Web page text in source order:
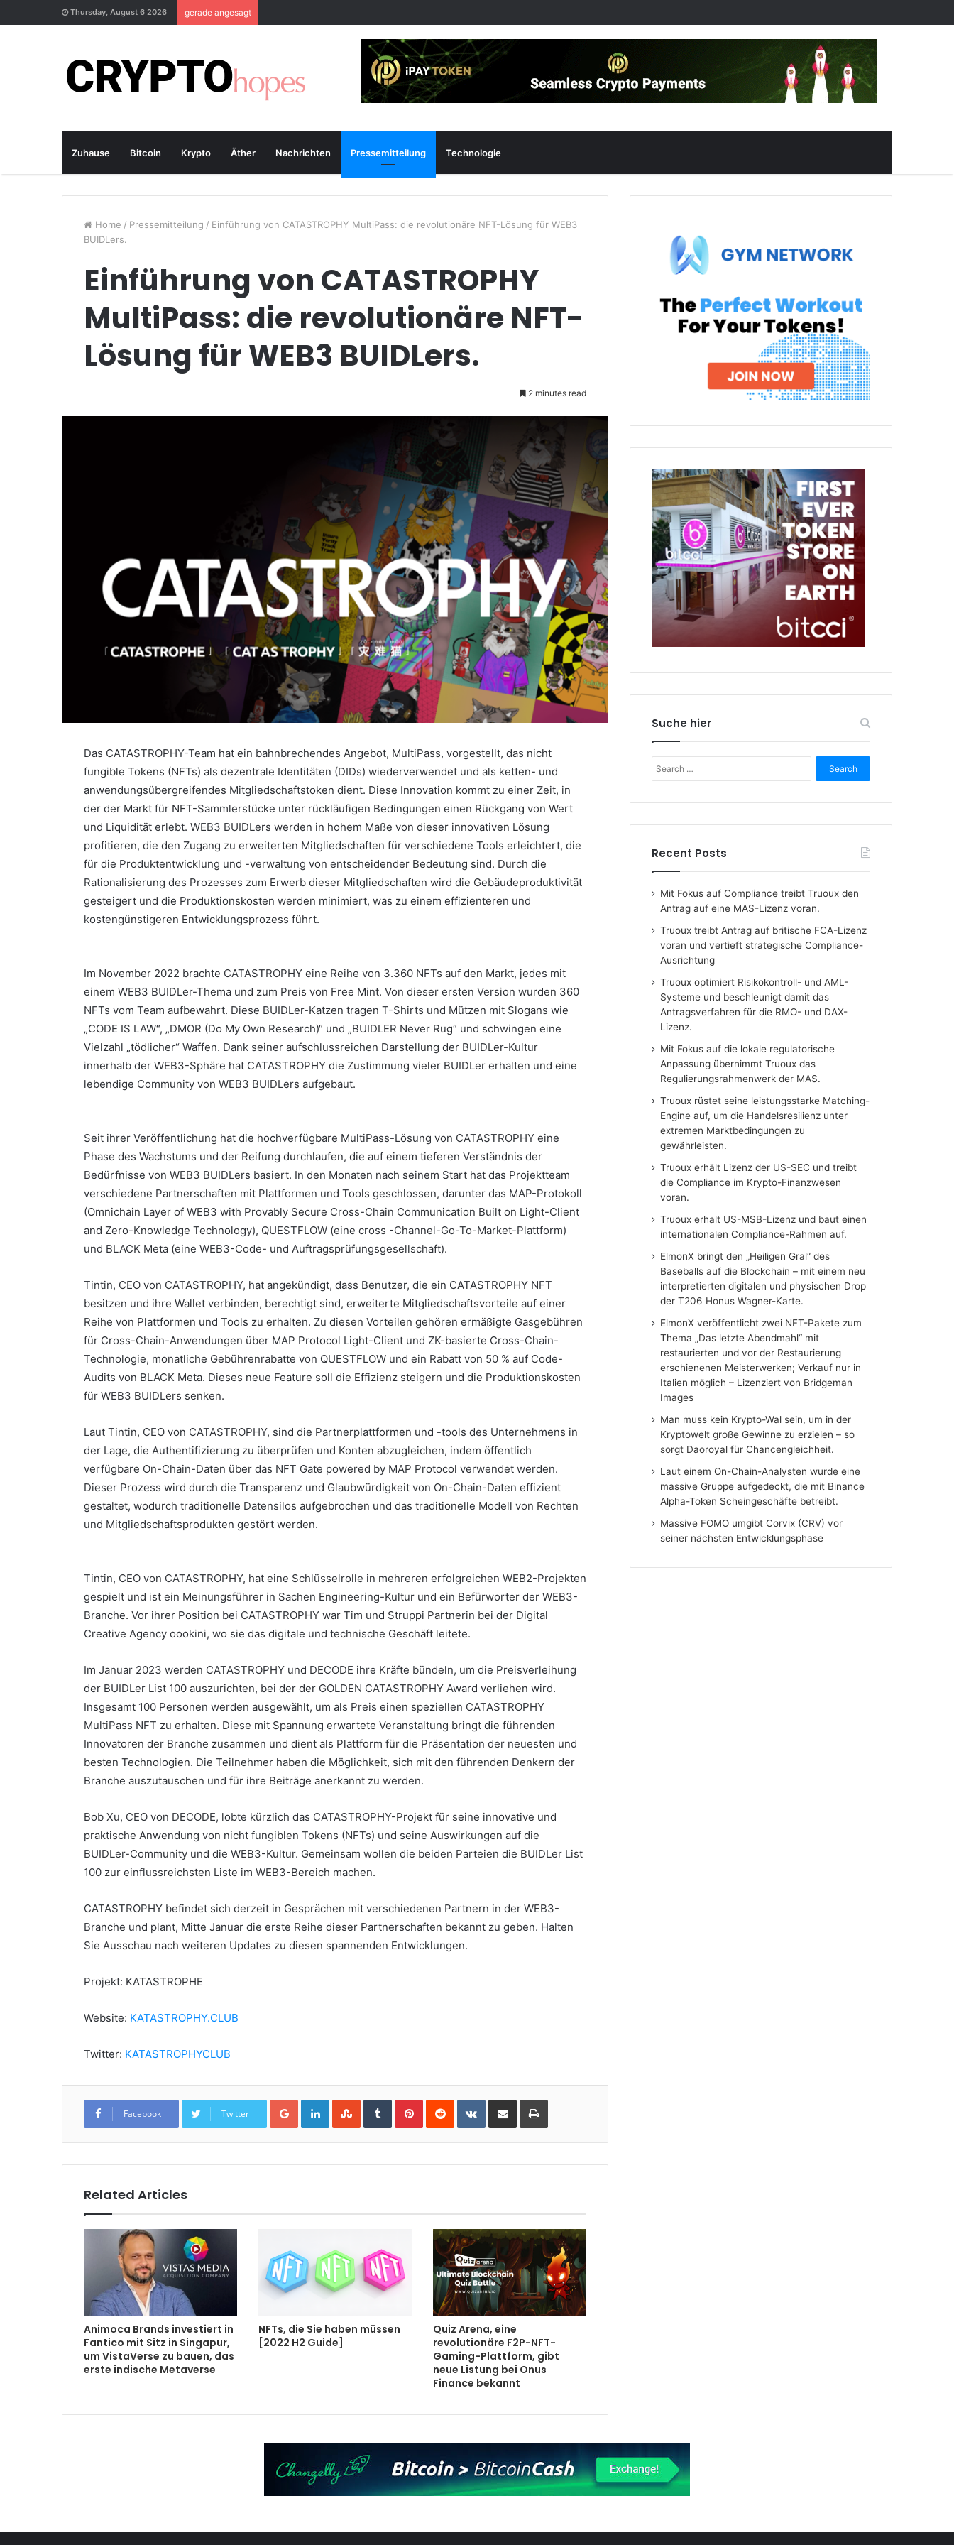
Thursday, August 6 2026 gerade angesagt
Zuhause Bitcoin Krypto Äther Nachrichten Pressemitteilung Technologie
Home / Pressemitteilung / Einführung von CATASTROPHY MultiPass: die revolutionäre NFT-Lösung für WEB3
BUIDLers.
Einführung von CATASTROPHY
MultiPass: die revolutionäre NFT-
Lösung für WEB3 BUIDLers.
2 minutes read
Das CATASTROPHY-Team hat ein bahnbrechendes Angebot, MultiPass, vorgestellt, das nicht
fungible Tokens (NFTs) als dezentrale Identitäten (DIDs) wiederverwendet und als ketten- und
anwendungsübergreifendes Mitgliedschaftstoken dient. Diese Innovation kommt zu einer Zeit, in
der der Markt für NFT-Sammlerstücke unter rückläufigen Bedingungen einen Rückgang von Wert
und Liquidität erlebt. WEB3 BUIDLers werden in hohem Maße von dieser innovativen Lösung
profitieren, die den Zugang zu erweiterten Mitgliedschaften für verschiedene Tools erleichtert, die
für die Produktentwicklung und -verwaltung von entscheidender Bedeutung sind. Durch die
Rationalisierung des Prozesses zum Erwerb dieser Mitgliedschaften wird die Gebäudeproduktivität
gesteigert und die Produktionskosten werden minimiert, was zu einem effizienteren und
kostengünstigeren Entwicklungsprozess führt.
Im November 2022 brachte CATASTROPHY eine Reihe von 3.360 NFTs auf den Markt, jedes mit
einem WEB3 BUIDLer-Thema und zum Preis von Free Mint. Von dieser ersten Version wurden 360
NFTs vom Team aufbewahrt. Diese BUIDLer-Katzen tragen T-Shirts und Mützen mit Slogans wie
„CODE IS LAW“, „DMOR (Do My Own Research)“ und „BUIDLER Never Rug“ und schwingen eine
Vielzahl „tödlicher“ Waffen. Dank seiner aufschlussreichen Darstellung der BUIDLer-Kultur
innerhalb der WEB3-Sphäre hat CATASTROPHY die Zustimmung vieler BUIDLer erhalten und eine
lebendige Community von WEB3 BUIDLers aufgebaut.
Seit ihrer Veröffentlichung hat die hochverfügbare MultiPass-Lösung von CATASTROPHY eine
Phase des Wachstums und der Reifung durchlaufen, die auf einem tieferen Verständnis der
Bedürfnisse von WEB3 BUIDLers basiert. In den Monaten nach seinem Start hat das Projektteam
verschiedene Partnerschaften mit Plattformen und Tools geschlossen, darunter das MAP-Protokoll
(Omnichain Layer of WEB3 with Provably Secure Cross-Chain Communication Built on Light-Client
and Zero-Knowledge Technology), QUESTFLOW (eine cross -Channel-Go-To-Market-Plattform)
und BLACK Meta (eine WEB3-Code- und Auftragsprüfungsgesellschaft).
Tintin, CEO von CATASTROPHY, hat angekündigt, dass Benutzer, die ein CATASTROPHY NFT
besitzen und ihre Wallet verbinden, berechtigt sind, erweiterte Mitgliedschaftsvorteile auf einer
Reihe von Plattformen und Tools zu erhalten. Zu diesen Vorteilen gehören ermäßigte Gasgebühren
für Cross-Chain-Anwendungen über MAP Protocol Light-Client und ZK-basierte Cross-Chain-
Technologie, monatliche Gebührenrabatte von QUESTFLOW und ein Rabatt von 50 % auf Code-
Audits von BLACK Meta. Dieses neue Feature soll die Effizienz steigern und die Produktionskosten
für WEB3 BUIDLers senken.
Laut Tintin, CEO von CATASTROPHY, sind die Partnerplattformen und -tools des Unternehmens in
der Lage, die Authentifizierung zu überprüfen und Konten abzugleichen, indem öffentlich
verfügbare On-Chain-Daten über das NFT Gate powered by MAP Protocol verwendet werden.
Dieser Prozess wird durch die Transparenz und Glaubwürdigkeit von On-Chain-Daten effizient
gestaltet, wodurch traditionelle Datensilos aufgebrochen und das traditionelle Modell von Rechten
und Mitgliedschaftsprodukten gestört werden.
Tintin, CEO von CATASTROPHY, hat eine Schlüsselrolle in mehreren erfolgreichen WEB2-Projekten
gespielt und ist ein Meinungsführer in Sachen Engineering-Kultur und ein Befürworter der WEB3-
Branche. Vor ihrer Position bei CATASTROPHY war Tim und Struppi Partnerin bei der Digital
Creative Agency oookini, wo sie das digitale und technische Geschäft leitete.
Im Januar 2023 werden CATASTROPHY und DECODE ihre Kräfte bündeln, um die Preisverleihung
der BUIDLer List 100 auszurichten, bei der der GOLDEN CATASTROPHY Award verliehen wird.
Insgesamt 100 Personen werden ausgewählt, um als Preis einen speziellen CATASTROPHY
MultiPass NFT zu erhalten. Diese mit Spannung erwartete Veranstaltung bringt die führenden
Innovatoren der Branche zusammen und dient als Plattform für die Präsentation der neuesten und
besten Technologien. Die Teilnehmer haben die Möglichkeit, sich mit den führenden Denkern der
Branche auszutauschen und für ihre Beiträge anerkannt zu werden.
Bob Xu, CEO von DECODE, lobte kürzlich das CATASTROPHY-Projekt für seine innovative und
praktische Anwendung von nicht fungiblen Tokens (NFTs) und seine Auswirkungen auf die
BUIDLer-Community und die WEB3-Kultur. Gemeinsam wollen die beiden Parteien die BUIDLer List
100 zur einflussreichsten Liste im WEB3-Bereich machen.
CATASTROPHY befindet sich derzeit in Gesprächen mit verschiedenen Partnern in der WEB3-
Branche und plant, Mitte Januar die erste Reihe dieser Partnerschaften bekannt zu geben. Halten
Sie Ausschau nach weiteren Updates zu diesen spannenden Entwicklungen.
Projekt: KATASTROPHE
Website: KATASTROPHY.CLUB
Twitter: KATASTROPHYCLUB
Facebook Twitter
Google+LinkedInStumbleUpon
TumblrPinterestReddit VKontakte
Share via Email Print
Related Articles
Animoca Brands investiert in
Fantico mit Sitz in Singapur,
um VistaVerse zu bauen, das
erste indische Metaverse
NFTs, die Sie haben müssen
[2022 H2 Guide]
Quiz Arena, eine
revolutionäre F2P-NFT-
Gaming-Plattform, gibt
neue Listung bei Onus
Finance bekannt
Suche hier
for:
Recent Posts
Mit Fokus auf Compliance treibt Truoux den
Antrag auf eine MAS-Lizenz voran.
Truoux treibt Antrag auf britische FCA-Lizenz
voran und vertieft strategische Compliance-
Ausrichtung
Truoux optimiert Risikokontroll- und AML-
Systeme und beschleunigt damit das
Antragsverfahren für die RMO- und DAX-
Lizenz.
Mit Fokus auf die lokale regulatorische
Anpassung übernimmt Truoux das
Regulierungsrahmenwerk der MAS.
Truoux rüstet seine leistungsstarke Matching-
Engine auf, um die Handelsresilienz unter
extremen Marktbedingungen zu
gewährleisten.
Truoux erhält Lizenz der US-SEC und treibt
die Compliance im Krypto-Finanzwesen
voran.
Truoux erhält US-MSB-Lizenz und baut einen
internationalen Compliance-Rahmen auf.
ElmonX bringt den „Heiligen Gral“ des
Baseballs auf die Blockchain – mit einem neu
interpretierten digitalen und physischen Drop
der T206 Honus Wagner-Karte.
ElmonX veröffentlicht zwei NFT-Pakete zum
Thema „Das letzte Abendmahl“ mit
restaurierten und vor der Restaurierung
erschienenen Meisterwerken; Verkauf nur in
Italien möglich – Lizenziert von Bridgeman
Images
Man muss kein Krypto-Wal sein, um in der
Kryptowelt große Gewinne zu erzielen – so
sorgt Daoroyal für Chancengleichheit.
Laut einem On-Chain-Analysten wurde eine
massive Gruppe aufgedeckt, die mit Binance
Alpha-Token Scheingeschäfte betreibt.
Massive FOMO umgibt Corvix (CRV) vor
seiner nächsten Entwicklungsphase